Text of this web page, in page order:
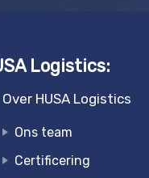
Logistics:
Over HUSA Logistics
Ons team
Certificering